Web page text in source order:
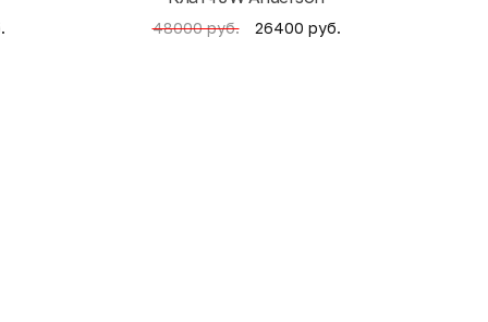
48000 руб. 26400 руб.